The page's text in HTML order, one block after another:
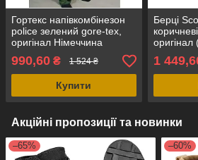
Гортекс напівкомбінезон
police зелений gore-tex,
оригінал Німеччина
990,60 ₴ 1 524 ₴
Купити
Берці
оригінал
1
Акційні пропозиції та новинки
–65% –60%